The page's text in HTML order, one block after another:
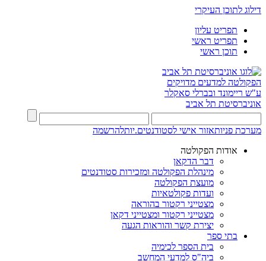
דילוג לתוכן העיקרי
תפריט עליון
תפריט ראשי
תוכן ראשי
הפקולטה למדעים מדויקים
ע"ש ריימונד ובברלי סאקלר
אוניברסיטת תל אביב
מערכת פניותאזור אישי לסטודנטים.יותלהרשמה
אודות הפקולטה
דבר הדקאן
מינהלת הפקולטה ומזכירות סטודנטים
מועצת הפקולטה
ועדות פקולטאיות
מצטייני רקטור בהוראה
מצטייני רקטור ומצטייני דקאן
יצירת קשר והוראות הגעה
בתי ספר
בית הספר לכימיה
ביה"ס למדעי המחשב